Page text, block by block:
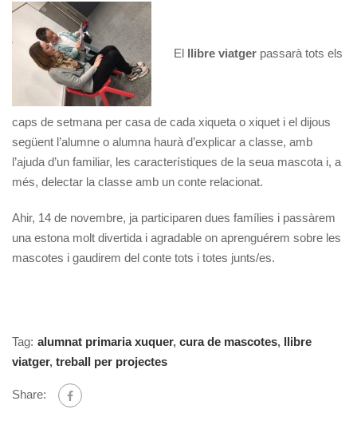
El llibre viatger passarà tots els
caps de setmana per casa de cada xiqueta o xiquet i el dijous
següent l’alumne o alumna haurà d’explicar a classe, amb
l’ajuda d’un familiar, les característiques de la seua mascota i, a
més, delectar la classe amb un conte relacionat.
Ahir, 14 de novembre, ja participaren dues famílies i passàrem
una estona molt divertida i agradable on aprenguérem sobre les
mascotes i gaudirem del conte tots i totes junts/es.
Tag: alumnat primaria xuquer, cura de mascotes, llibre
viatger, treball per projectes
Share: